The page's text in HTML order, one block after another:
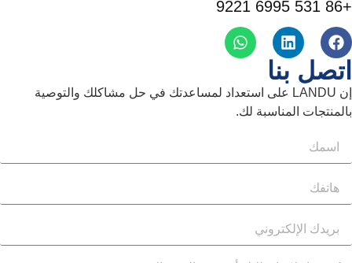
بنا
إن LANDU على استعداد لمساعدتك في حل مشاكلك والتوصية
المناسبة لك.